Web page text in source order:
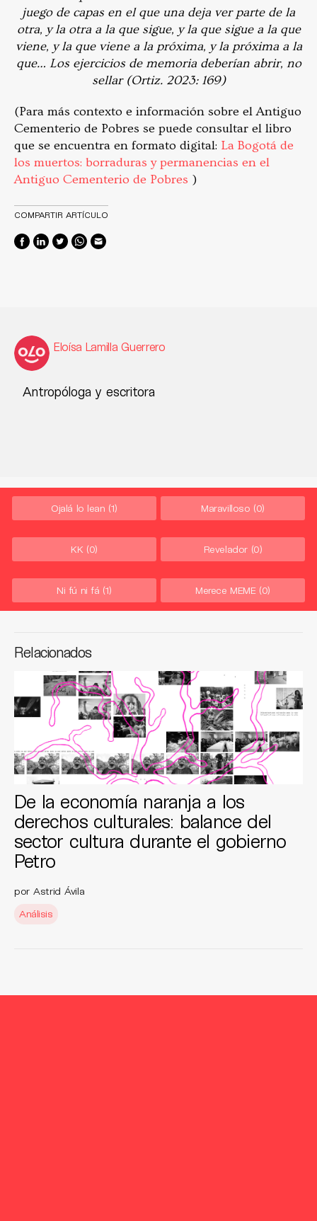
juego de capas en el que una deja ver parte de la
otra, y la otra a la que sigue, y la que sigue a la que
viene, y la que viene a la próxima, y la próxima a la
que… Los ejercicios de memoria deberían abrir, no
sellar (Ortiz. 2023: 169)
(Para más contexto e información sobre el Antiguo
Cementerio de Pobres se puede consultar el libro
que se encuentra en formato digital: La Bogotá de
los muertos: borraduras y permanencias en el
Antiguo Cementerio de Pobres )
COMPARTIR ARTÍCULO
Eloísa Lamilla Guerrero
Antropóloga y escritora
Ojalá lo lean (1) Maravilloso (0)
KK (0) Revelador (0)
Ni fú ni fá (1) Merece MEME (0)
Relacionados
De la economía naranja a los
derechos culturales: balance del
sector cultura durante el gobierno
Petro
por Astrid Ávila
Análisis